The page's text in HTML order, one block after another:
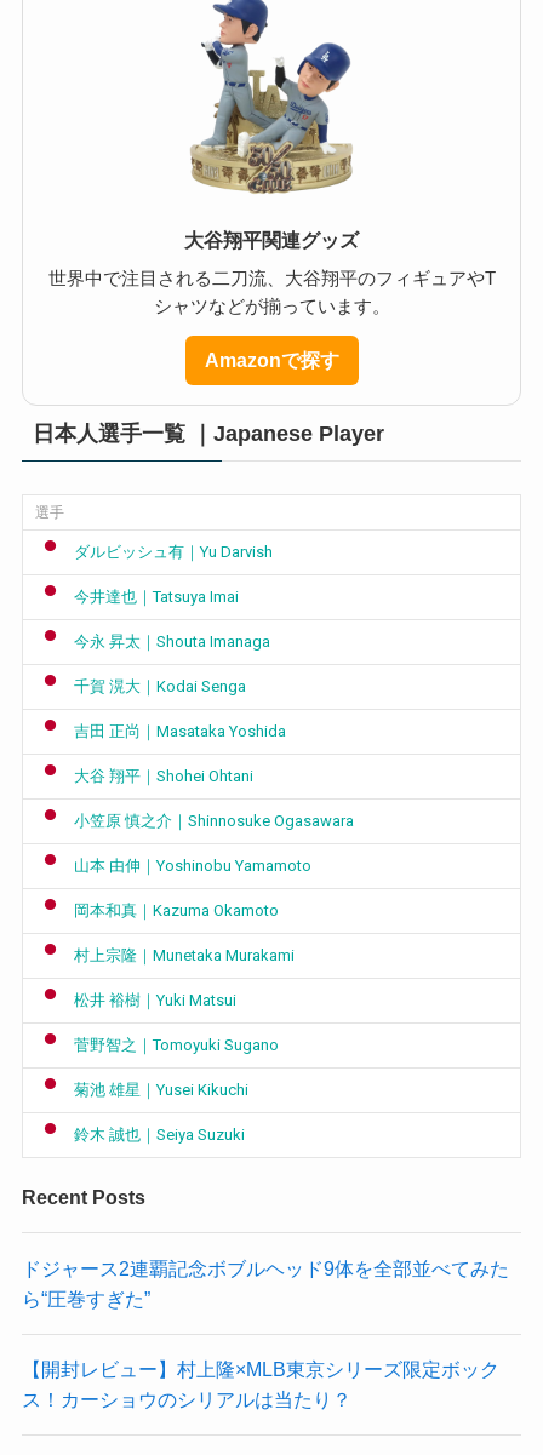
大谷翔平関連グッズ
世界中で注目される二刀流、大谷翔平のフィギュアやT
シャツなどが揃っています。
Amazonで探す
日本人選手一覧 ｜Japanese Player
選手
ダルビッシュ有｜Yu Darvish
今井達也｜Tatsuya Imai
今永 昇太｜Shouta Imanaga
千賀 滉大｜Kodai Senga
吉田 正尚｜Masataka Yoshida
大谷 翔平｜Shohei Ohtani
小笠原 慎之介｜Shinnosuke Ogasawara
山本 由伸｜Yoshinobu Yamamoto
岡本和真｜Kazuma Okamoto
村上宗隆｜Munetaka Murakami
松井 裕樹｜Yuki Matsui
菅野智之｜Tomoyuki Sugano
菊池 雄星｜Yusei Kikuchi
鈴木 誠也｜Seiya Suzuki
Recent Posts
ドジャース2連覇記念ボブルヘッド9体を全部並べてみた
ら“圧巻すぎた”
【開封レビュー】村上隆×MLB東京シリーズ限定ボック
ス！カーショウのシリアルは当たり？